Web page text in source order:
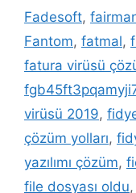
Fadesoft,
Fantom, fatmal,
fatura virüsü
virüsü 2019,
çözüm yolları,
yazılımı çözüm,
file dosyası oldu,